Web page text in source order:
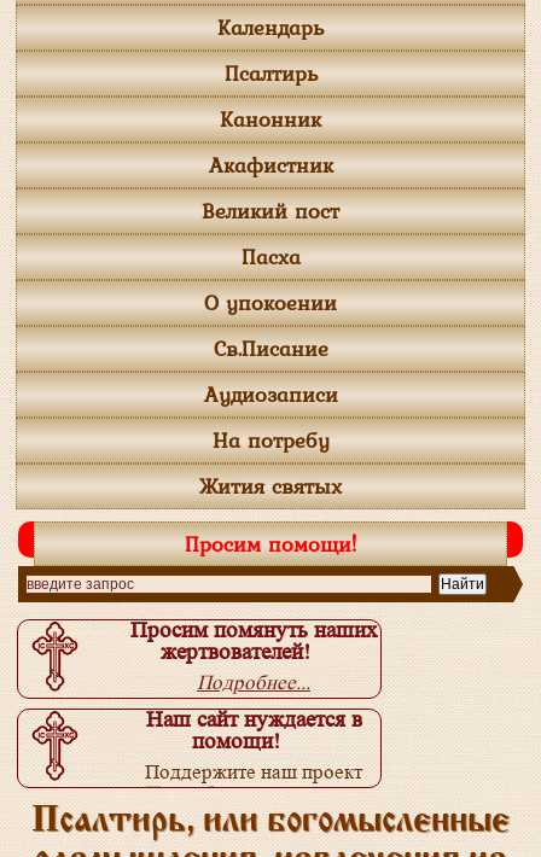
Календарь
Псалтирь
Канонник
Акафистник
Великий пост
Пасха
О упокоении
Св.Писание
Аудиозаписи
На потребу
Жития святых
Просим помощи!
Просим помянуть наших
жертвователей!
Подробнее...
Наш сайт нуждается в
помощи!
Поддержите наш проект
Подробнее...
Псалтирь, или богомысленные